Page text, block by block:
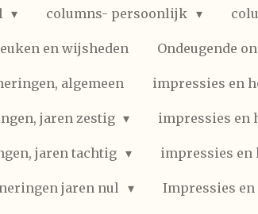
columns- persoonlijk
en wijsheden Ondeugende
algemeen impressies en
jaren zestig impressies en
jaren tachtig impressies en
jaren nul Impressies